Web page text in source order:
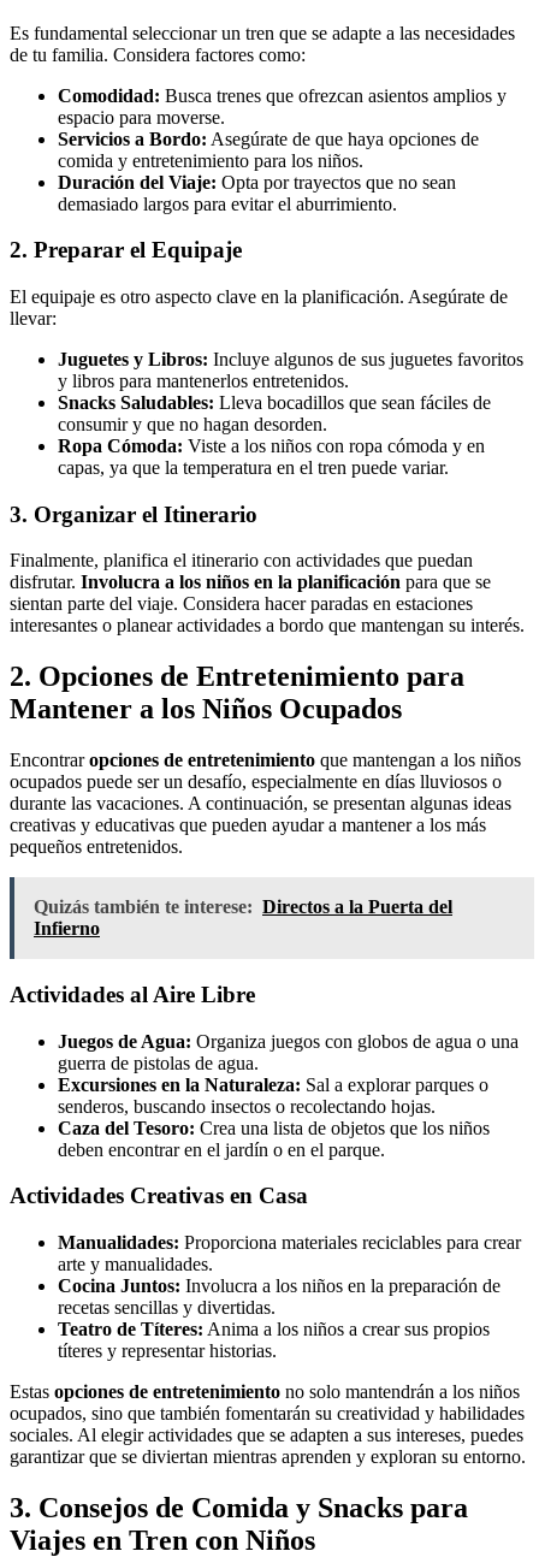
Es fundamental seleccionar un tren que se adapte a las necesidades
de tu familia. Considera factores como:
Comodidad: Busca trenes que ofrezcan asientos amplios y
espacio para moverse.
Servicios a Bordo: Asegúrate de que haya opciones de
comida y entretenimiento para los niños.
Duración del Viaje: Opta por trayectos que no sean
demasiado largos para evitar el aburrimiento.
2. Preparar el Equipaje
El equipaje es otro aspecto clave en la planificación. Asegúrate de
llevar:
Juguetes y Libros: Incluye algunos de sus juguetes favoritos
y libros para mantenerlos entretenidos.
Snacks Saludables: Lleva bocadillos que sean fáciles de
consumir y que no hagan desorden.
Ropa Cómoda: Viste a los niños con ropa cómoda y en
capas, ya que la temperatura en el tren puede variar.
3. Organizar el Itinerario
Finalmente, planifica el itinerario con actividades que puedan
disfrutar. Involucra a los niños en la planificación para que se
sientan parte del viaje. Considera hacer paradas en estaciones
interesantes o planear actividades a bordo que mantengan su interés.
2. Opciones de Entretenimiento para
Mantener a los Niños Ocupados
Encontraropciones de entretenimiento que mantengan a los niños
ocupados puede ser un desafío, especialmente en días lluviosos o
durante las vacaciones. A continuación, se presentan algunas ideas
creativas y educativas que pueden ayudar a mantener a los más
pequeños entretenidos.
Quizás también te interese: Directos a la Puerta del
Infierno
Actividades al Aire Libre
Juegos de Agua: Organiza juegos con globos de agua o una
guerra de pistolas de agua.
Excursiones en la Naturaleza: Sal a explorar parques o
senderos, buscando insectos o recolectando hojas.
Caza del Tesoro: Crea una lista de objetos que los niños
deben encontrar en el jardín o en el parque.
Actividades Creativas en Casa
Manualidades: Proporciona materiales reciclables para crear
arte y manualidades.
Cocina Juntos: Involucra a los niños en la preparación de
recetas sencillas y divertidas.
Teatro de Títeres: Anima a los niños a crear sus propios
títeres y representar historias.
Estas opciones de entretenimiento no solo mantendrán a los niños
ocupados, sino que también fomentarán su creatividad y habilidades
sociales. Al elegir actividades que se adapten a sus intereses, puedes
garantizar que se diviertan mientras aprenden y exploran su entorno.
3. Consejos de Comida y Snacks para
Viajes en Tren con Niños